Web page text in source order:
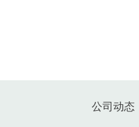
公司动态